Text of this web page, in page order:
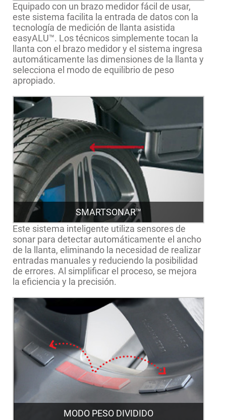
Equipado con un brazo medidor fácil de usar,
este sistema facilita la entrada de datos con la
tecnología de medición de llanta asistida
easyALU™. Los técnicos simplemente tocan la
llanta con el brazo medidor y el sistema ingresa
automáticamente las dimensiones de la llanta y
selecciona el modo de equilibrio de peso
apropiado.
SMARTSONAR™
Este sistema inteligente utiliza sensores de
sonar para detectar automáticamente el ancho
de la llanta, eliminando la necesidad de realizar
entradas manuales y reduciendo la posibilidad
de errores. Al simplificar el proceso, se mejora
la eficiencia y la precisión.
MODO PESO DIVIDIDO